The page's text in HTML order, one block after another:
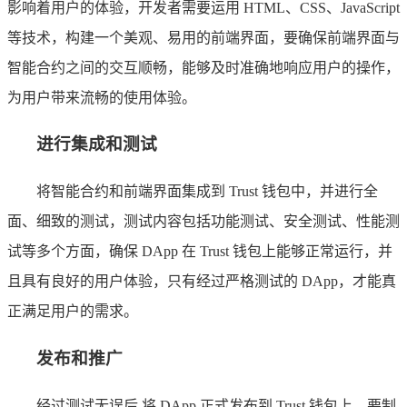
影响着用户的体验，开发者需要运用 HTML、CSS、JavaScript
等技术，构建一个美观、易用的前端界面，要确保前端界面与
智能合约之间的交互顺畅，能够及时准确地响应用户的操作，
为用户带来流畅的使用体验。
进行集成和测试
将智能合约和前端界面集成到 Trust 钱包中，并进行全
面、细致的测试，测试内容包括功能测试、安全测试、性能测
试等多个方面，确保 DApp 在 Trust 钱包上能够正常运行，并
且具有良好的用户体验，只有经过严格测试的 DApp，才能真
正满足用户的需求。
发布和推广